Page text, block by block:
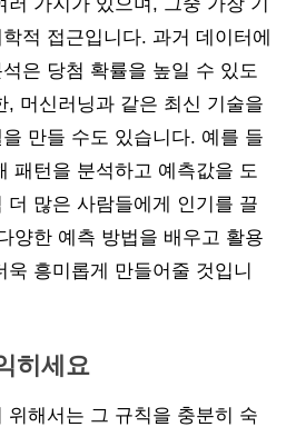
적 접근입니다. 과거 데이터에
은 당첨 확률을 높일 수 있도
, 머신러닝과 같은 최신 기술을
만들 수도 있습니다. 예를 들
패턴을 분석하고 예측값을 도
더 많은 사람들에게 인기를 끌
양한 예측 방법을 배우고 활용
욱 흥미롭게 만들어줄 것입니
히세요
위해서는 그 규칙을 충분히 숙